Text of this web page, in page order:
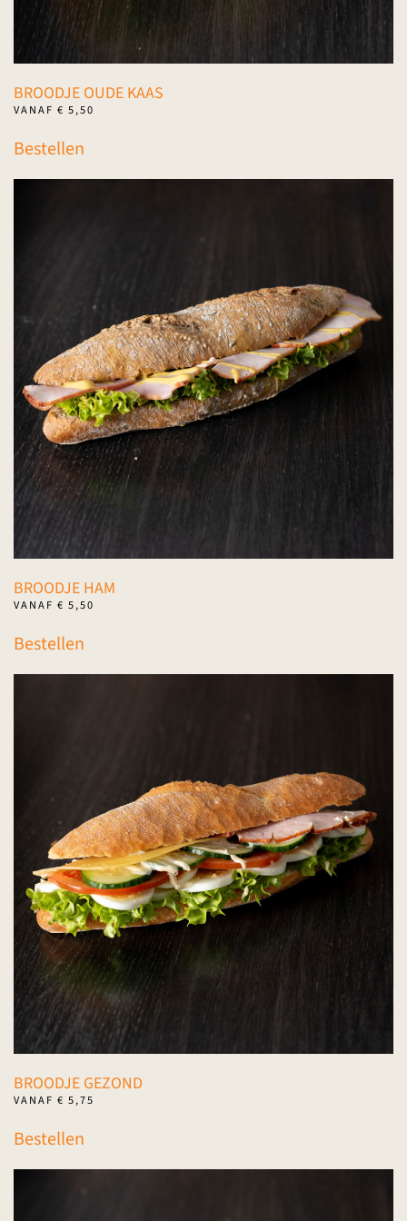
BROODJE OUDE KAAS
VANAF € 5,50
Bestellen
heeft
kan
gekozen
worden
op
de
productpagina
BROODJE HAM
VANAF € 5,50
Bestellen
heeft
kan
gekozen
worden
op
de
productpagina
BROODJE GEZOND
VANAF € 5,75
Bestellen
heeft